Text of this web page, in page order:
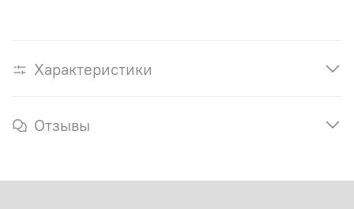
Характеристики
Отзывы